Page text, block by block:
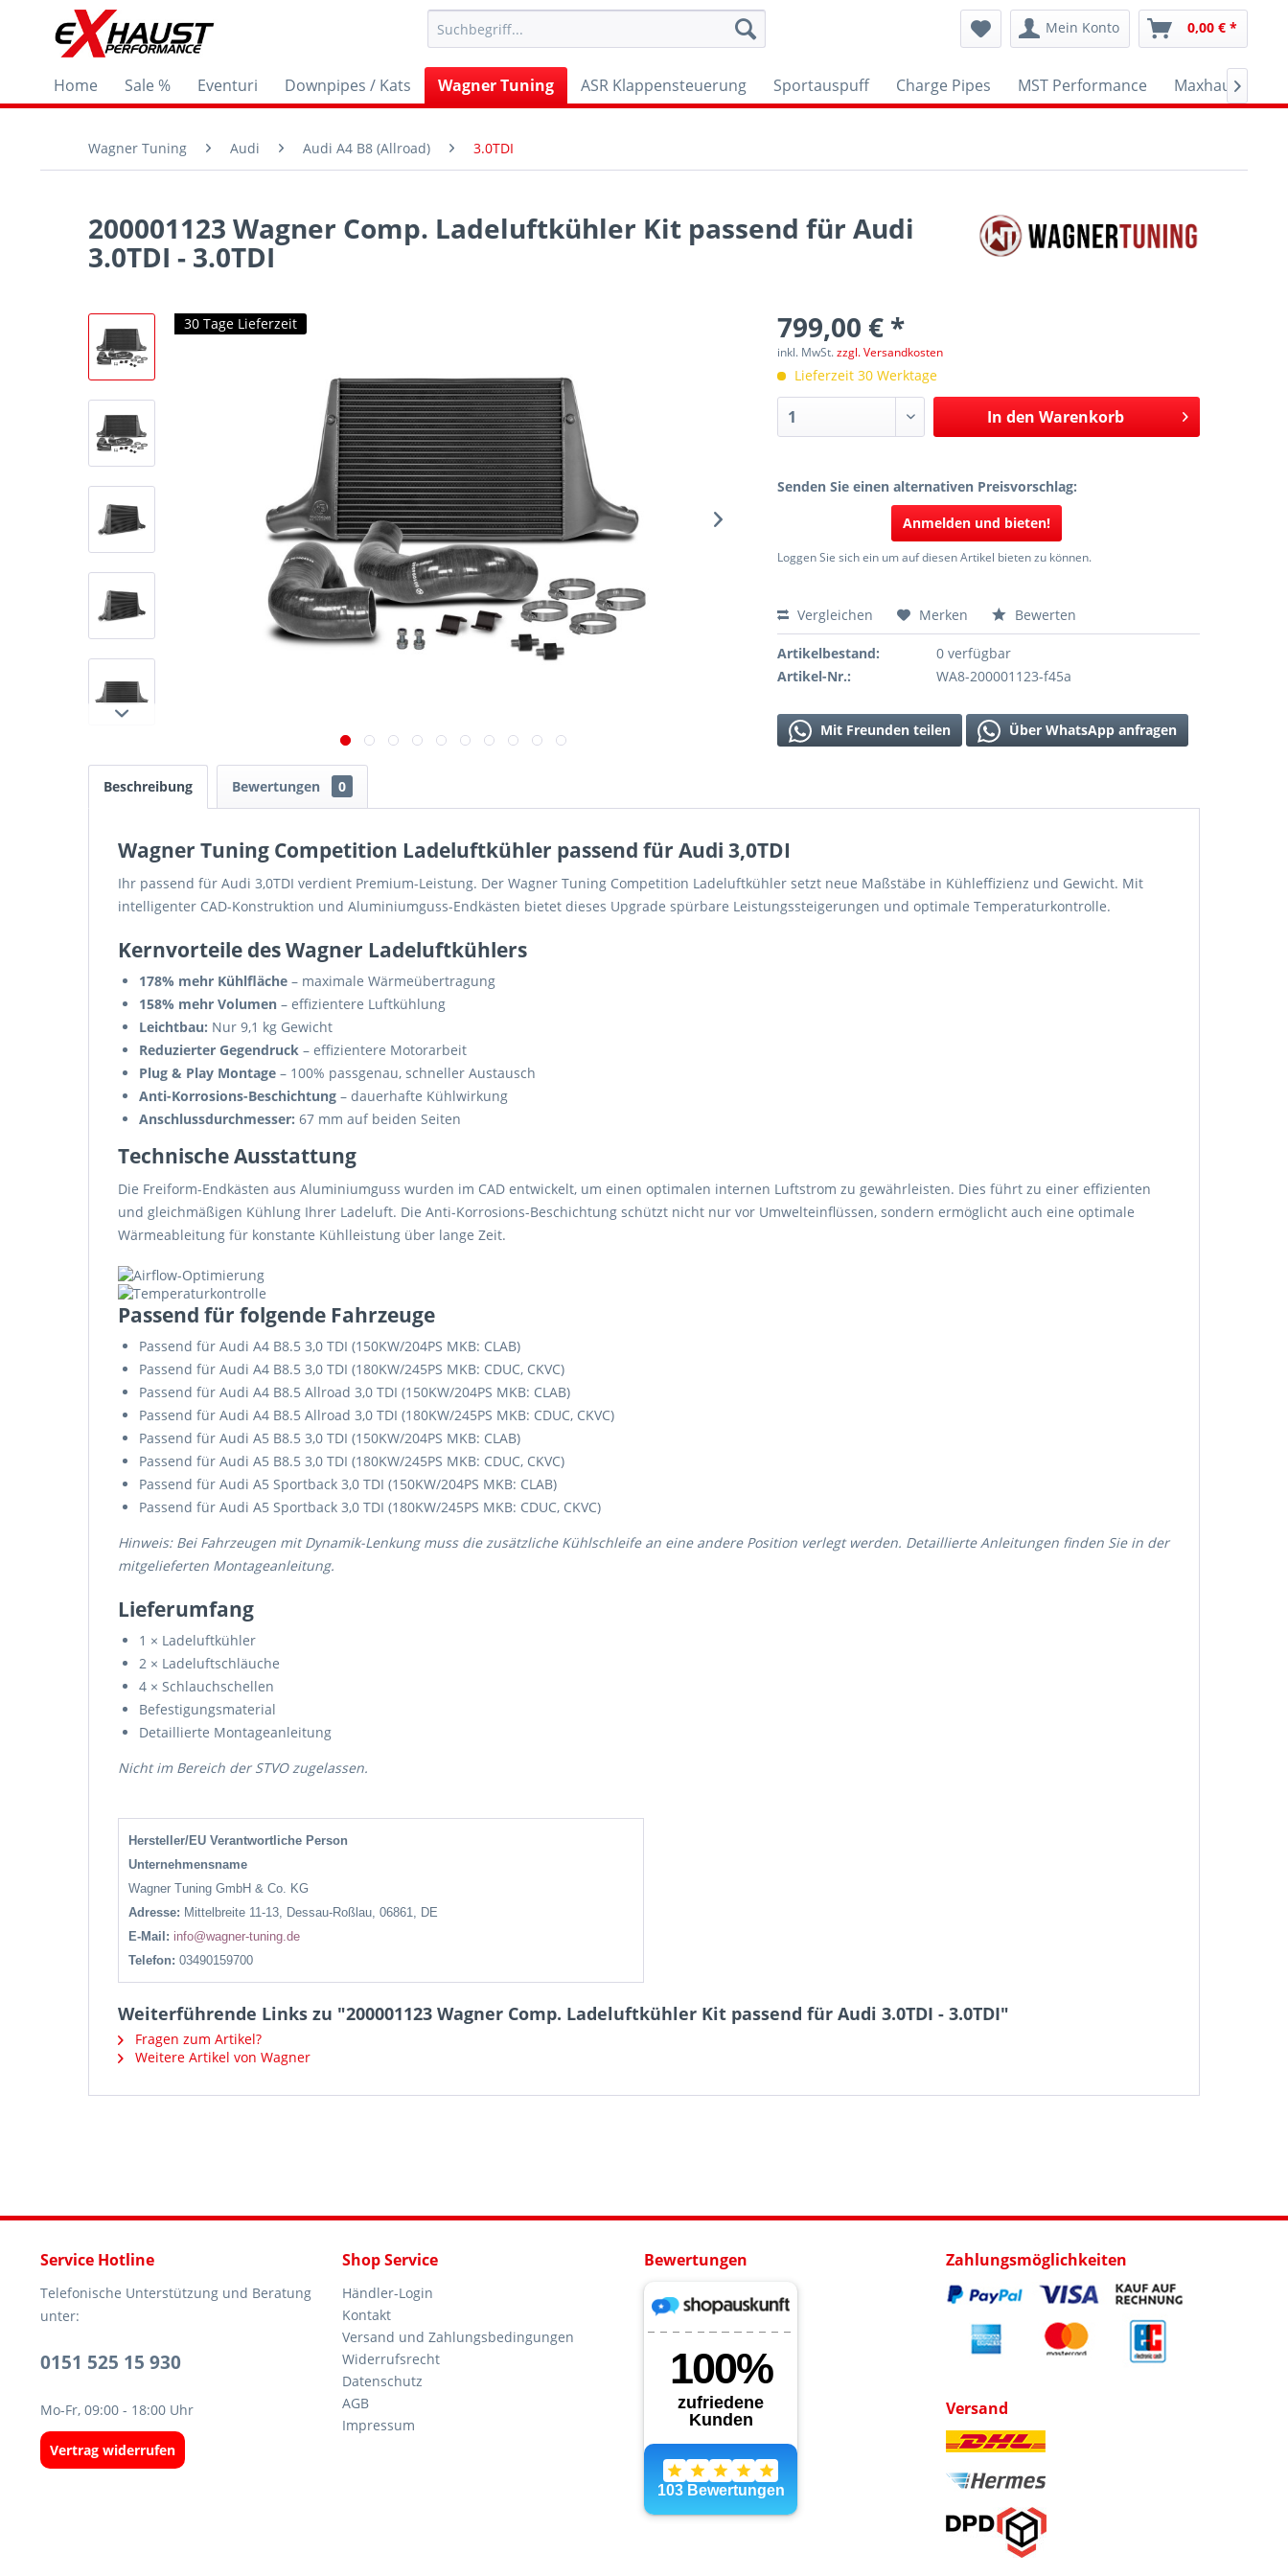
Mein Konto 0,00 € *
Home Sale % Eventuri Downpipes / Kats Wagner Tuning ASR Klappensteuerung Sportauspuff Charge Pipes MST Performance Maxhaust

Wagner Tuning Audi Audi A4 B8 (Allroad) 3.0TDI
200001123 Wagner Comp. Ladeluftkühler Kit passend für Audi
3.0TDI - 3.0TDI
30 Tage Lieferzeit 799,00 € *
inkl. MwSt.zzgl. Versandkosten
Lieferzeit 30 Werktage
In den Warenkorb
Senden Sie einen alternativen Preisvorschlag:
Anmelden und bieten!
Loggen Sie sich ein um auf diesen Artikel bieten zu können.
Vergleichen Merken Bewerten
Artikelbestand:
0 verfügbar
Artikel-Nr.:
WA8-200001123-f45a
Mit Freunden teilen Über WhatsApp anfragen
Beschreibung Bewertungen 0
Wagner Tuning Competition Ladeluftkühler passend für Audi 3,0TDI
Ihr passend für Audi 3,0TDI verdient Premium-Leistung. Der Wagner Tuning Competition Ladeluftkühler setzt neue Maßstäbe in Kühleffizienz und Gewicht. Mit
intelligenter CAD-Konstruktion und Aluminiumguss-Endkästen bietet dieses Upgrade spürbare Leistungssteigerungen und optimale Temperaturkontrolle.
Kernvorteile des Wagner Ladeluftkühlers
178% mehr Kühlfläche – maximale Wärmeübertragung
158% mehr Volumen – effizientere Luftkühlung
Leichtbau: Nur 9,1 kg Gewicht
Reduzierter Gegendruck – effizientere Motorarbeit
Plug & Play Montage – 100% passgenau, schneller Austausch
Anti-Korrosions-Beschichtung – dauerhafte Kühlwirkung
Anschlussdurchmesser: 67 mm auf beiden Seiten
Technische Ausstattung
Die Freiform-Endkästen aus Aluminiumguss wurden im CAD entwickelt, um einen optimalen internen Luftstrom zu gewährleisten. Dies führt zu einer effizienten
und gleichmäßigen Kühlung Ihrer Ladeluft. Die Anti-Korrosions-Beschichtung schützt nicht nur vor Umwelteinflüssen, sondern ermöglicht auch eine optimale
Wärmeableitung für konstante Kühlleistung über lange Zeit.
Passend für folgende Fahrzeuge
Passend für Audi A4 B8.5 3,0 TDI (150KW/204PS MKB: CLAB)
Passend für Audi A4 B8.5 3,0 TDI (180KW/245PS MKB: CDUC, CKVC)
Passend für Audi A4 B8.5 Allroad 3,0 TDI (150KW/204PS MKB: CLAB)
Passend für Audi A4 B8.5 Allroad 3,0 TDI (180KW/245PS MKB: CDUC, CKVC)
Passend für Audi A5 B8.5 3,0 TDI (150KW/204PS MKB: CLAB)
Passend für Audi A5 B8.5 3,0 TDI (180KW/245PS MKB: CDUC, CKVC)
Passend für Audi A5 Sportback 3,0 TDI (150KW/204PS MKB: CLAB)
Passend für Audi A5 Sportback 3,0 TDI (180KW/245PS MKB: CDUC, CKVC)
Hinweis: Bei Fahrzeugen mit Dynamik-Lenkung muss die zusätzliche Kühlschleife an eine andere Position verlegt werden. Detaillierte Anleitungen finden Sie in der
mitgelieferten Montageanleitung.
Lieferumfang
1 × Ladeluftkühler
2 × Ladeluftschläuche
4 × Schlauchschellen
Befestigungsmaterial
Detaillierte Montageanleitung
Nicht im Bereich der STVO zugelassen.
Hersteller/EU Verantwortliche Person
Unternehmensname
Wagner Tuning GmbH & Co. KG
Adresse: Mittelbreite 11-13, Dessau-Roßlau, 06861, DE
E-Mail: info@wagner-tuning.de
Telefon: 03490159700
Weiterführende Links zu "200001123 Wagner Comp. Ladeluftkühler Kit passend für Audi 3.0TDI - 3.0TDI"
Fragen zum Artikel?
Weitere Artikel von Wagner
Service Hotline
Telefonische Unterstützung und Beratung
unter:
0151 525 15 930
Mo-Fr, 09:00 - 18:00 Uhr
Vertrag widerrufen
Shop Service
Händler-Login
Kontakt
Versand und Zahlungsbedingungen
Widerrufsrecht
Datenschutz
AGB
Impressum
Bewertungen Zahlungsmöglichkeiten
Versand